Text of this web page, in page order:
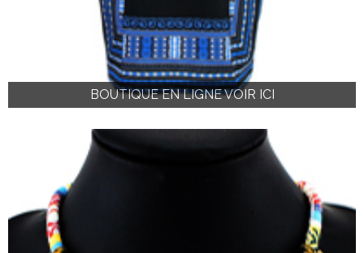
BOUTIQUE EN LIGNE VOIR ICI